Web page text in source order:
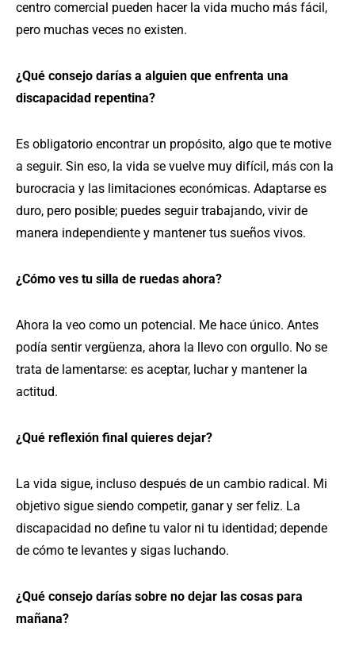
centro comercial pueden hacer la vida mucho más fácil,
pero muchas veces no existen.
¿Qué consejo darías a alguien que enfrenta una
discapacidad repentina?
Es obligatorio encontrar un propósito, algo que te motive
a seguir. Sin eso, la vida se vuelve muy difícil, más con la
burocracia y las limitaciones económicas. Adaptarse es
duro, pero posible; puedes seguir trabajando, vivir de
manera independiente y mantener tus sueños vivos.
¿Cómo ves tu silla de ruedas ahora?
Ahora la veo como un potencial. Me hace único. Antes
podía sentir vergüenza, ahora la llevo con orgullo. No se
trata de lamentarse: es aceptar, luchar y mantener la
actitud.
¿Qué reflexión final quieres dejar?
La vida sigue, incluso después de un cambio radical. Mi
objetivo sigue siendo competir, ganar y ser feliz. La
discapacidad no define tu valor ni tu identidad; depende
de cómo te levantes y sigas luchando.
¿Qué consejo darías sobre no dejar las cosas para
mañana?